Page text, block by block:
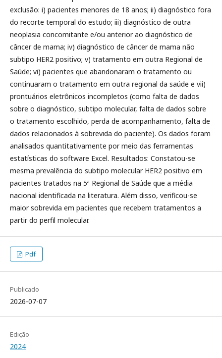
exclusão: i) pacientes menores de 18 anos; ii) diagnóstico fora
do recorte temporal do estudo; iii) diagnóstico de outra
neoplasia concomitante e/ou anterior ao diagnóstico de
câncer de mama; iv) diagnóstico de câncer de mama não
subtipo HER2 positivo; v) tratamento em outra Regional de
Saúde; vi) pacientes que abandonaram o tratamento ou
continuaram o tratamento em outra regional da saúde e vii)
prontuários eletrônicos incompletos (como falta de dados
sobre o diagnóstico, subtipo molecular, falta de dados sobre
o tratamento escolhido, perda de acompanhamento, falta de
dados relacionados à sobrevida do paciente). Os dados foram
analisados quantitativamente por meio das ferramentas
estatísticas do software Excel. Resultados: Constatou-se
mesma prevalência do subtipo molecular HER2 positivo em
pacientes tratados na 5ª Regional de Saúde que a média
nacional identificada na literatura. Além disso, verificou-se
maior sobrevida em pacientes que recebem tratamentos a
partir do perfil molecular.
Pdf
Publicado
2026-07-07
Edição
2024